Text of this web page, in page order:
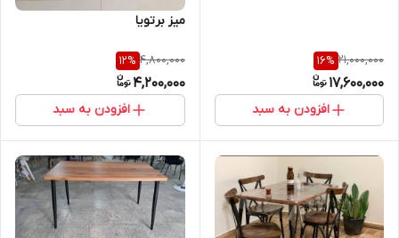
21,000,000
16%
17,600,000
افزودن به سبد
میز برتویا
4,800,000
12%
4,200,000
افزودن به سبد